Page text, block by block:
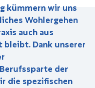
kümmern wir uns
Wohlergehen
auch aus
Dank unserer
der
die spezifischen